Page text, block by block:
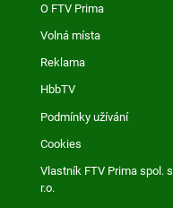
O FTV Prima
Volná místa
Reklama
HbbTV
Podmínky užívání
Cookies
Vlastník FTV Prima spol. s
r.o.